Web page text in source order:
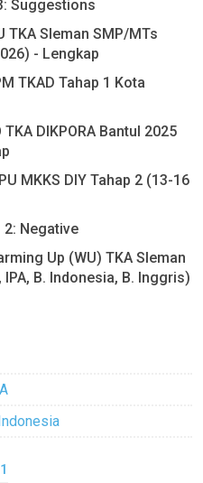
Suggestions
TKA Sleman SMP/MTs
- Lengkap
TKAD Tahap 1 Kota
DIKPORA Bantul 2025
MKKS DIY Tahap 2 (13-16
2: Negative
Up (WU) TKA Sleman
B. Indonesia, B. Inggris)